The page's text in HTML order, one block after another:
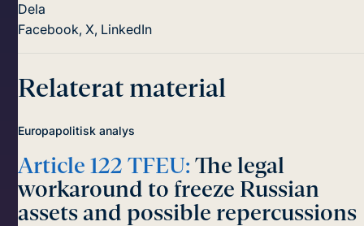
Dela
Facebook,X, LinkedIn
Relaterat material
Europapolitisk analys
Article 122 TFEU: The legal
workaround to freeze Russian
assets and possible repercussions